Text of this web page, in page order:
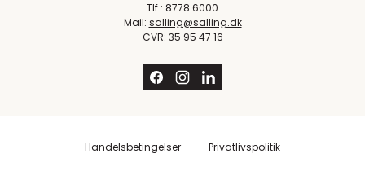
Tlf.: 8778 6000
Mail: salling@salling.dk
CVR: 35 95 47 16
Handelsbetingelser Privatlivspolitik